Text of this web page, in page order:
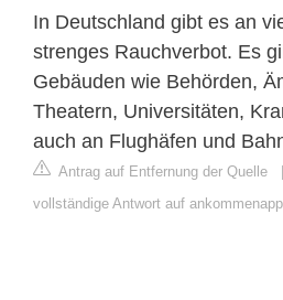
In Deutschland gibt es an
strenges Rauchverbot. Es
Gebäuden wie Behörden,
Theatern, Universitäten,
auch an Flughäfen und
Antrag auf Entfernung der Quelle
vollständige Antwort auf